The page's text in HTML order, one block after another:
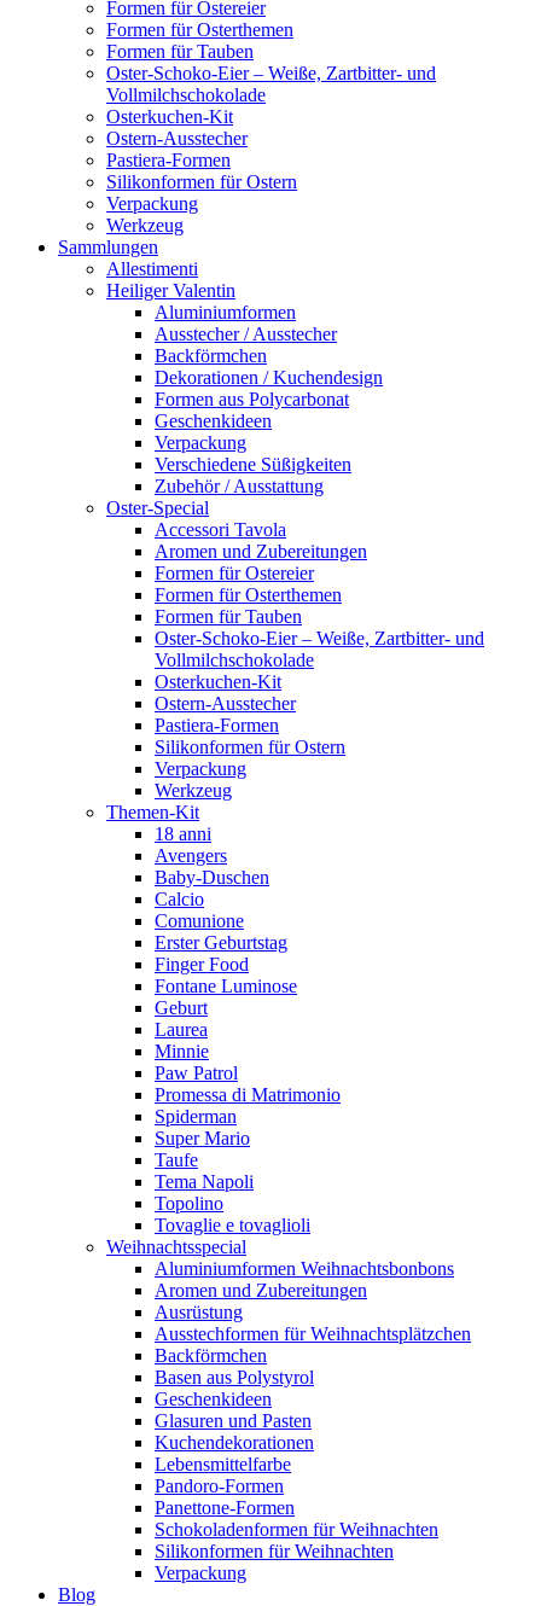
Formen für Ostereier
Formen für Osterthemen
Formen für Tauben
Oster-Schoko-Eier – Weiße, Zartbitter- und
Vollmilchschokolade
Osterkuchen-Kit
Ostern-Ausstecher
Pastiera-Formen
Silikonformen für Ostern
Verpackung
Werkzeug
Sammlungen
Allestimenti
Heiliger Valentin
Aluminiumformen
Ausstecher / Ausstecher
Backförmchen
Dekorationen / Kuchendesign
Formen aus Polycarbonat
Geschenkideen
Verpackung
Verschiedene Süßigkeiten
Zubehör / Ausstattung
Oster-Special
Accessori Tavola
Aromen und Zubereitungen
Formen für Ostereier
Formen für Osterthemen
Formen für Tauben
Oster-Schoko-Eier – Weiße, Zartbitter- und
Vollmilchschokolade
Osterkuchen-Kit
Ostern-Ausstecher
Pastiera-Formen
Silikonformen für Ostern
Verpackung
Werkzeug
Themen-Kit
18 anni
Avengers
Baby-Duschen
Calcio
Comunione
Erster Geburtstag
Finger Food
Fontane Luminose
Geburt
Laurea
Minnie
Paw Patrol
Promessa di Matrimonio
Spiderman
Super Mario
Taufe
Tema Napoli
Topolino
Tovaglie e tovaglioli
Weihnachtsspecial
Aluminiumformen Weihnachtsbonbons
Aromen und Zubereitungen
Ausrüstung
Ausstechformen für Weihnachtsplätzchen
Backförmchen
Basen aus Polystyrol
Geschenkideen
Glasuren und Pasten
Kuchendekorationen
Lebensmittelfarbe
Pandoro-Formen
Panettone-Formen
Schokoladenformen für Weihnachten
Silikonformen für Weihnachten
Verpackung
Blog